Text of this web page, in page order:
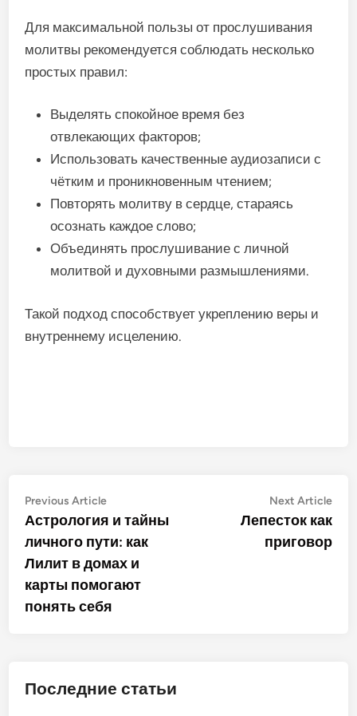
Для максимальной пользы от прослушивания
молитвы рекомендуется соблюдать несколько
простых правил:
Выделять спокойное время без
отвлекающих факторов;
Использовать качественные аудиозаписи с
чётким и проникновенным чтением;
Повторять молитву в сердце, стараясь
осознать каждое слово;
Объединять прослушивание с личной
молитвой и духовными размышлениями.
Такой подход способствует укреплению веры и
внутреннему исцелению.
Post
navigation
Previous ArticlePrevious
article:
Астрология и тайны
личного пути: как
Лилит в домах и
карты помогают
понять себя
Next Article
Лепесток как
приговор
Последние статьи